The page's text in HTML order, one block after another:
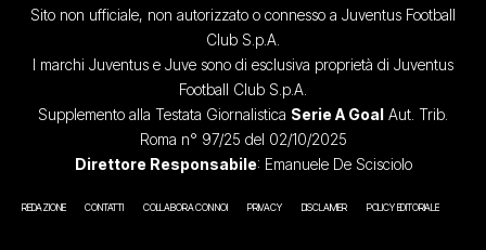
Sito non ufficiale, non autorizzato o connesso a Juventus Football
Club S.p.A.
I marchi Juventus e Juve sono di esclusiva proprietà di Juventus
Football Club S.p.A.
Supplemento alla Testata Giornalistica Serie A Goal Aut. Trib.
Roma n° 97/25 del 02/10/2025
Direttore Responsabile: Emanuele De Scisciolo
REDAZIONE CONTATTI COLLABORA CON NOI PRIVACY DISCLAIMER POLICY EDITORIALE